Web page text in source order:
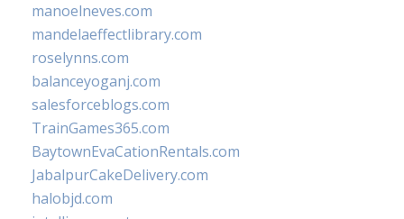
manoelneves.com
mandelaeffectlibrary.com
roselynns.com
balanceyoganj.com
salesforceblogs.com
TrainGames365.com
BaytownEvaCationRentals.com
JabalpurCakeDelivery.com
halobjd.com